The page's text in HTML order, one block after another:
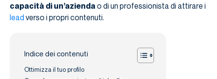
capacità di un’azienda o di un professionista di attirare i
lead verso i propri contenuti.
Indice dei contenuti
Ottimizza il tuo profilo